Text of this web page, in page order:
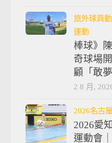
旅外球員
運動
棒球》
奇球場
顧「敢
2 8 月,
2026名古
2026愛
運動會